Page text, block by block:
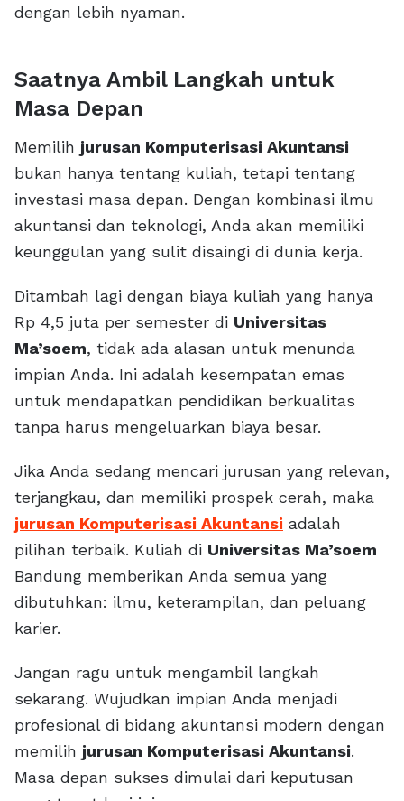
dengan lebih nyaman.
Saatnya Ambil Langkah untuk
Masa Depan
Memilih jurusan Komputerisasi Akuntansi
bukan hanya tentang kuliah, tetapi tentang
investasi masa depan. Dengan kombinasi ilmu
akuntansi dan teknologi, Anda akan memiliki
keunggulan yang sulit disaingi di dunia kerja.
Ditambah lagi dengan biaya kuliah yang hanya
Rp 4,5 juta per semester di Universitas
Ma’soem, tidak ada alasan untuk menunda
impian Anda. Ini adalah kesempatan emas
untuk mendapatkan pendidikan berkualitas
tanpa harus mengeluarkan biaya besar.
Jika Anda sedang mencari jurusan yang relevan,
terjangkau, dan memiliki prospek cerah, maka
jurusan Komputerisasi Akuntansi adalah
pilihan terbaik. Kuliah di Universitas Ma’soem
Bandung memberikan Anda semua yang
dibutuhkan: ilmu, keterampilan, dan peluang
karier.
Jangan ragu untuk mengambil langkah
sekarang. Wujudkan impian Anda menjadi
profesional di bidang akuntansi modern dengan
memilih jurusan Komputerisasi Akuntansi.
Masa depan sukses dimulai dari keputusan